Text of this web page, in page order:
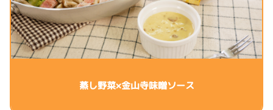
蒸し野菜×金山寺味噌ソース